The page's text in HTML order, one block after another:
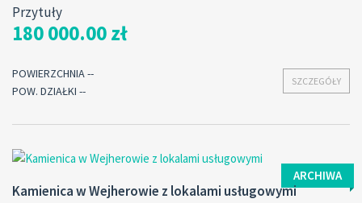
Przytuły
180 000.00 zł
SZCZEGÓŁY
POWIERZCHNIA --
POW. DZIAŁKI --
ARCHIWA
Kamienica w Wejherowie z lokalami usługowymi